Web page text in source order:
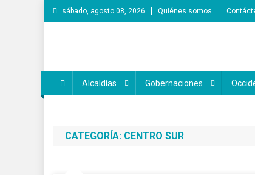
Saltar
al
sábado, agosto 08, 2026 Quiénes somos
Alcaldías Gobernaciones
CATEGORÍA: CENTRO SUR